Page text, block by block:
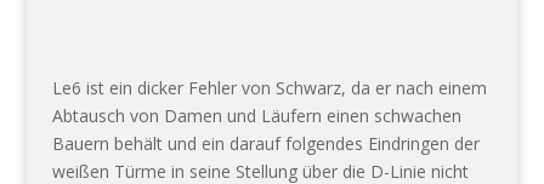
Le6 ist ein dicker Fehler von Schwarz, da er nach einem
Abtausch von Damen und Läufern einen schwachen
Bauern behält und ein darauf folgendes Eindringen der
weißen Türme in seine Stellung über die D-Linie nicht